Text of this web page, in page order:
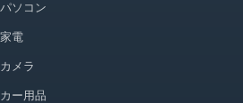
パソコン
家電
カメラ
カー用品